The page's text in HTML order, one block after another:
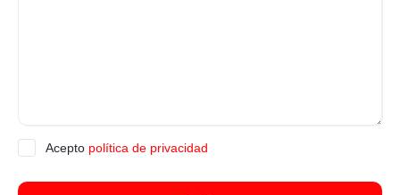
Acepto política de privacidad